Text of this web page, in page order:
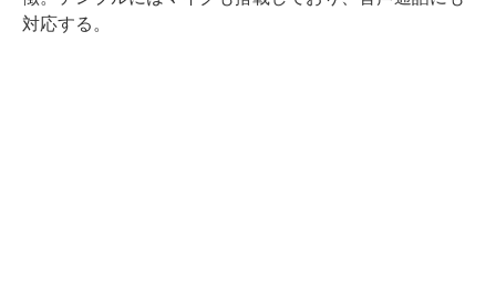
対応する。